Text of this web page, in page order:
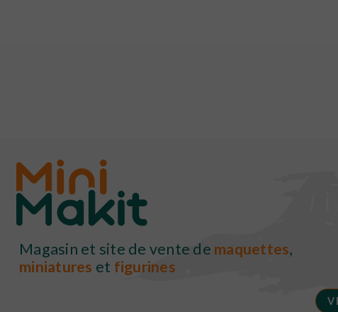
Magasin et site de vente de maquettes,
miniatures et figurines